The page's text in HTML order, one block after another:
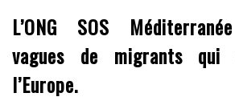
L’ONG SOS
vagues de migrants qui
l’Europe.